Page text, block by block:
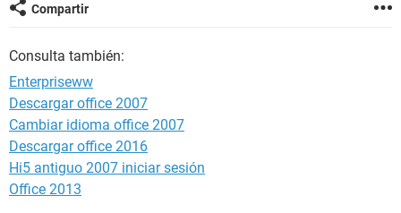
Compartir
Consulta también:
Enterpriseww
Descargar office 2007
Cambiar idioma office 2007
Descargar office 2016
Hi5 antiguo 2007 iniciar sesión
Office 2013